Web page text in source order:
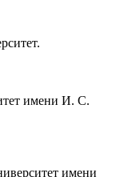
имени И. С.
имени